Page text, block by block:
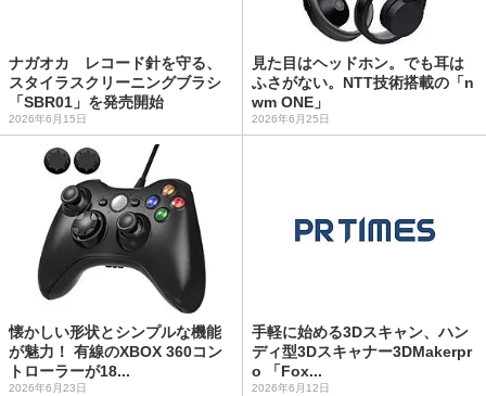
ナガオカ レコード針を守る、
スタイラスクリーニングブラシ
「SBR01」を発売開始
2026年6月15日
見た目はヘッドホン。でも耳は
ふさがない。NTT技術搭載の「n
wm ONE」
2026年6月25日
懐かしい形状とシンプルな機能
が魅力！ 有線のXBOX 360コン
トローラーが18...
2026年6月23日
手軽に始める3Dスキャン、ハン
ディ型3Dスキャナー3DMakerpr
o 「Fox...
2026年6月12日